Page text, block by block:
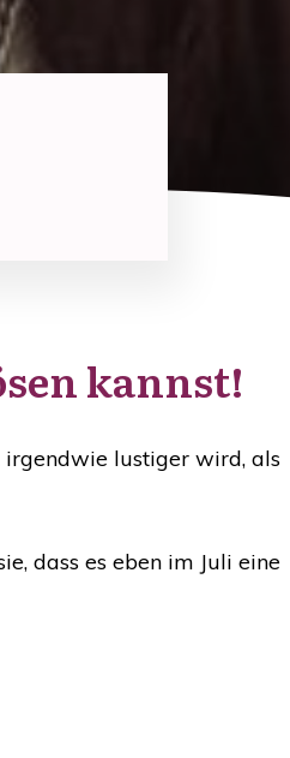
kannst!
irgendwie lustiger wird, als
dass es eben im Juli eine